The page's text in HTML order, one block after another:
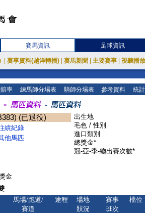
賽馬資訊 足球資訊
賽事資料(越洋轉播) 賽馬新聞 主要賽事 視聽播
率 練馬師分場表 騎師分場表 參考資料 統
(已退役)
績紀錄
他馬匹
出生地
毛色 / 性別
進口類別
總獎金*
冠-亞-季-總出賽次數*
金
馬場/跑道/
賽道
途程
場地
狀況
賽事
班次
檔位